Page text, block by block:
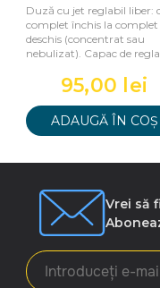
Duză cu jet reglabil liber:
complet închis la complet
deschis (concentrat sau
nebulizat). Capac de reglare
95,00 lei
ADAUGĂ ÎN COȘ
Vrei să